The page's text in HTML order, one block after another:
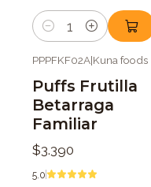
Cantidad
PPPFKF02A|Kuna foods
Puffs Frutilla
Betarraga
Familiar
$3.390
5.0